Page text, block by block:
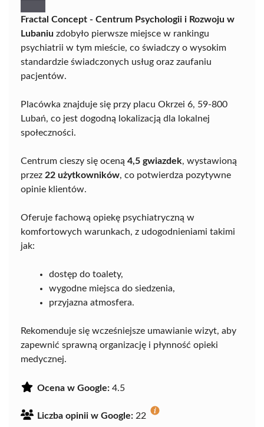
Fractal Concept - Centrum Psychologii i Rozwoju w
Lubaniu zdobyło pierwsze miejsce w rankingu
psychiatrii w tym mieście, co świadczy o wysokim
standardzie świadczonych usług oraz zaufaniu
pacjentów.
Placówka znajduje się przy placu Okrzei 6, 59-800
Lubań, co jest dogodną lokalizacją dla lokalnej
społeczności.
Centrum cieszy się oceną 4,5 gwiazdek, wystawioną
przez 22 użytkowników, co potwierdza pozytywne
opinie klientów.
Oferuje fachową opiekę psychiatryczną w
komfortowych warunkach, z udogodnieniami takimi
jak:
dostęp do toalety,
wygodne miejsca do siedzenia,
przyjazna atmosfera.
Rekomenduje się wcześniejsze umawianie wizyt, aby
zapewnić sprawną organizację i płynność opieki
medycznej.
Ocena w Google: 4.5
Liczba opinii w Google: 22